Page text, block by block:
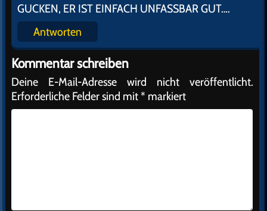
GUCKEN, ER IST EINFACH UNFASSBAR GUT….
Antworten
Kommentar schreiben
Deine E-Mail-Adresse wird nicht veröffentlicht.
Erforderliche Felder sind mit* markiert